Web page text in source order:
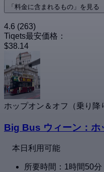
「料金に含まれるもの」を見る
4.6 (263)
Tiqets最安価格：
$38.14
ホップオン＆オフ（乗り降
Big Bus ウィーン：ホ
本日利用可能
所要時間：1時間50分